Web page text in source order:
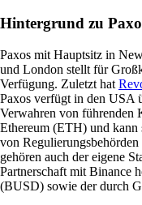
Hintergrund zu
Paxos mit Hauptsitz in
und London stellt für
Verfügung. Zuletzt hat
Paxos verfügt in den USA
Verwahren von
Ethereum (ETH) und kann
von
gehören auch der eigene
Partnerschaft mit Binance
(BUSD) sowie der durch